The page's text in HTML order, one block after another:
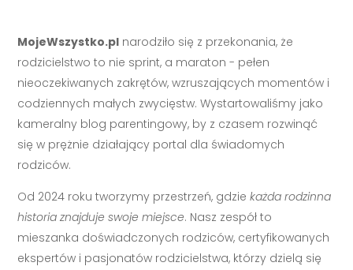
MojeWszystko.pl narodziło się z przekonania, że
rodzicielstwo to nie sprint, a maraton - pełen
nieoczekiwanych zakrętów, wzruszających momentów i
codziennych małych zwycięstw. Wystartowaliśmy jako
kameralny blog parentingowy, by z czasem rozwinąć
się w prężnie działający portal dla świadomych
rodziców.
Od 2024 roku tworzymy przestrzeń, gdziekażda rodzinna
historia znajduje swoje miejsce. Nasz zespół to
mieszanka doświadczonych rodziców, certyfikowanych
ekspertów i pasjonatów rodzicielstwa, którzy dzielą się